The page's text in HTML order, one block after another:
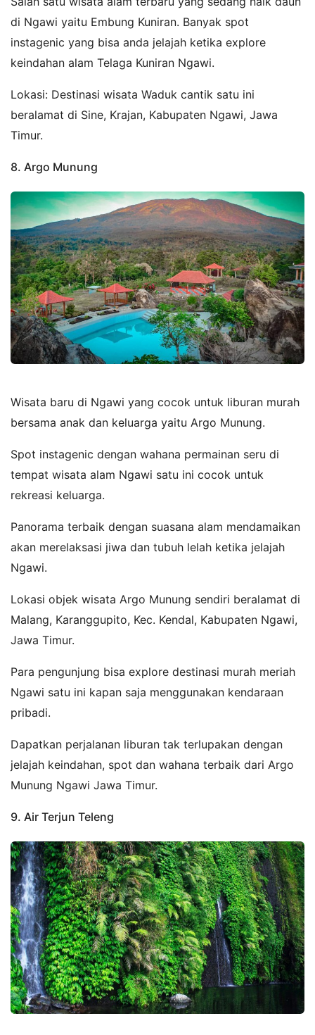
di Ngawi yaitu Embung Kuniran. Banyak spot
instagenic yang bisa anda jelajah ketika explore
keindahan alam Telaga Kuniran Ngawi.
Lokasi: Destinasi wisata Waduk cantik satu ini
beralamat di Sine, Krajan, Kabupaten Ngawi, Jawa
Timur.
8. Argo Munung
Wisata baru di Ngawi yang cocok untuk liburan murah
bersama anak dan keluarga yaitu Argo Munung.
Spot instagenic dengan wahana permainan seru di
tempat wisata alam Ngawi satu ini cocok untuk
rekreasi keluarga.
Panorama terbaik dengan suasana alam mendamaikan
akan merelaksasi jiwa dan tubuh lelah ketika jelajah
Ngawi.
Lokasi objek wisata Argo Munung sendiri beralamat di
Malang, Karanggupito, Kec. Kendal, Kabupaten Ngawi,
Jawa Timur.
Para pengunjung bisa explore destinasi murah meriah
Ngawi satu ini kapan saja menggunakan kendaraan
pribadi.
Dapatkan perjalanan liburan tak terlupakan dengan
jelajah keindahan, spot dan wahana terbaik dari Argo
Munung Ngawi Jawa Timur.
9. Air Terjun Teleng